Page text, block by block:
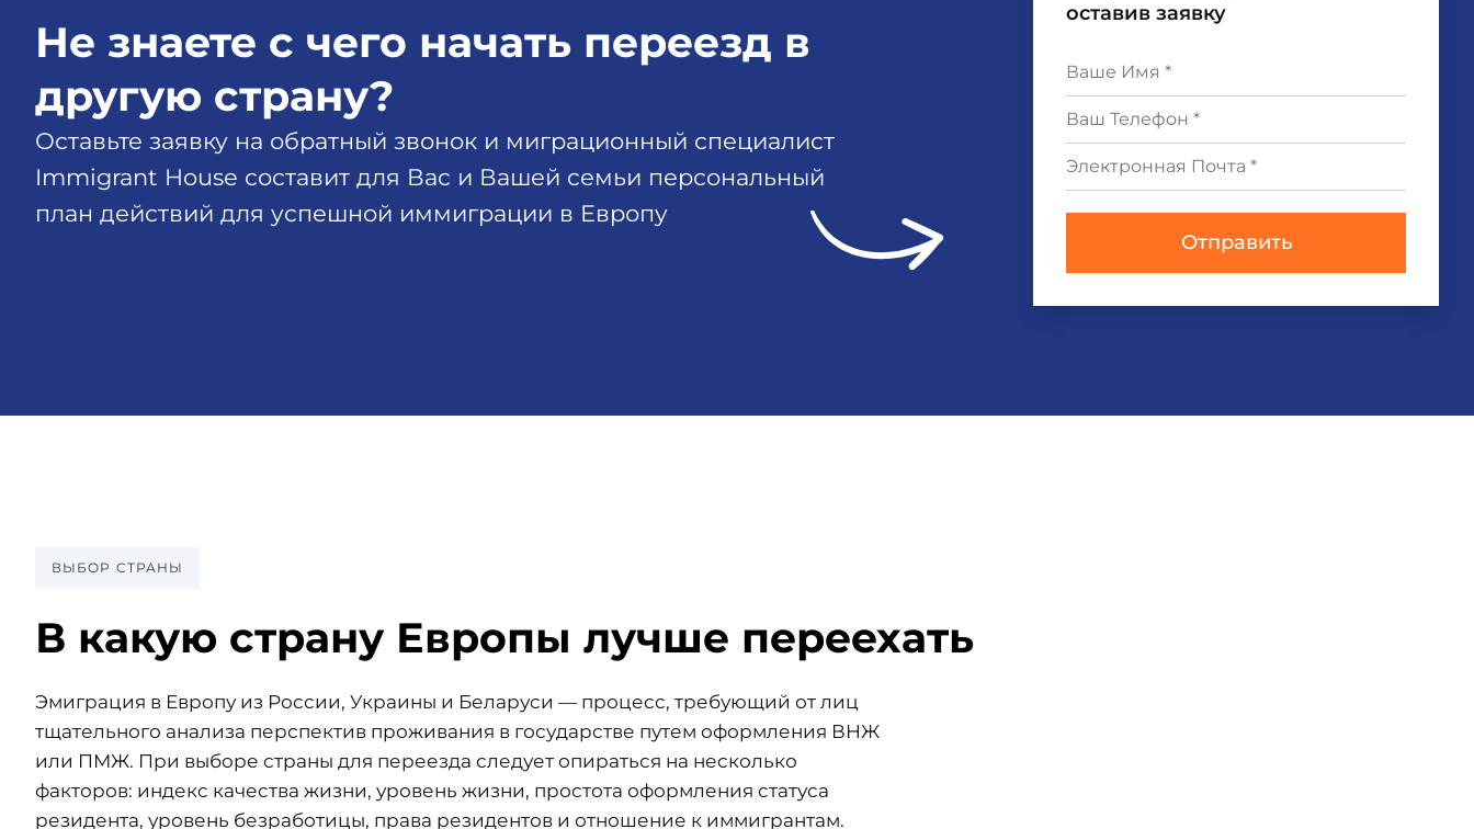
Не знаете с чего начать переезд в
другую страну?
Оставьте заявку на обратный звонок и миграционный специалист
Immigrant House составит для Вас и Вашей семьи персональный
план действий для успешной иммиграции в Европу
оставив заявку
ВЫБОР СТРАНЫ
В какую страну Европы лучше переехать
Эмиграция в Европу из России, Украины и Беларуси — процесс, требующий от лиц
тщательного анализа перспектив проживания в государстве путем оформления ВНЖ
или ПМЖ. При выборе страны для переезда следует опираться на несколько
факторов: индекс качества жизни, уровень жизни, простота оформления статуса
резидента, уровень безработицы, права резидентов и отношение к иммигрантам.